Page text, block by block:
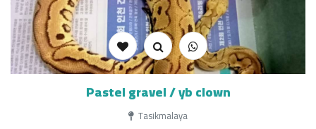
Pastel gravel / yb clown
Tasikmalaya